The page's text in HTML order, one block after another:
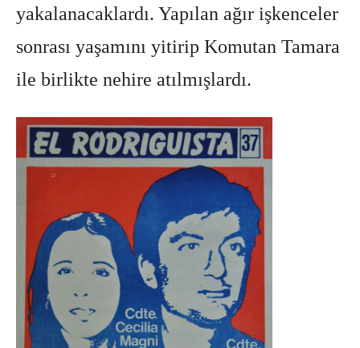
yakalanacaklardı. Yapılan ağır işkenceler
sonrası yaşamını yitirip Komutan Tamara
ile birlikte nehire atılmışlardı.